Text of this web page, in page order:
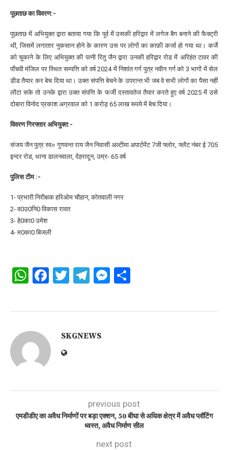
पूछताछ का विवरण:-
पूछताछ में अभियुक्त द्वारा बताया गया कि पूर्व में उसकी हरिद्वार में लगेज बैग बनाने की फैक्ट्री
थी, जिसमें लगातार नुकसान होने के कारण उस पर लोगों का काफ़ी कर्जा हो गया था। कर्जे
को चुकाने के लिए अभियुक्त की पत्नी रितु जैन द्वारा उनकी हरिद्वार रोड में अरिहंत टावर की
पाँचवी मंजिल पर स्थित सम्पत्ति को वर्ष 2024 में निशांत गर्ग पुत्र नवीन गर्ग को 3 भागों में सेल
डीड तैयार कर बेच दिया था। उक्त संपत्ति बेचने के उपरान्त भी जब वे सभी लोगों का पैसा नहीं
लौटा सके तो उनके द्वारा उक्त संपत्ति के फर्जी दस्तावतेज तैयार करते हुए वर्ष 2025 में उसे
दोबारा विनोद प्रकाश अग्रवाल को 1 करोड़ 65 लाख रूपये में बेच दिया।
विवरण गिरफ्तार अभियुक्त:-
संजय जैन पुत्र स्व० गुणवन्त राय जैन निवासी अल्टीमा अपार्टमेंट 7जी फ्लोर, फ्लैट नंबर ई 705
इन्दर रोड, थाना डालनवाला, देहरादून, उम्र- 65 वर्ष
पुलिस टीम :-
1- प्रभारी निरीक्षक हरिओम चौहान, कोतवाली नगर
2- व0उ0नि0 विकास रावत
3- हे0का0 उमेश
4- म0का0 बिजली
WhatsApp
Facebook
Twitter
Telegram
Messenger
SKGNEWS
previous post
एमडीडीए का अवैध निर्माणों पर बड़ा एक्शन, 50 बीघा से अधिक क्षेत्र में अवैध प्लॉटिंग
ध्वस्त, अवैध निर्माण सील
next post